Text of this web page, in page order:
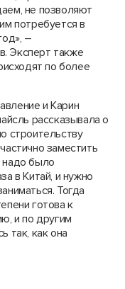
не позволяют
потребуется в
–
Эксперт также
по более
и Карин
рассказывала о
строительству
заместить
надо было
в Китай, и нужно
Тогда
готова к
и по другим
так, как она